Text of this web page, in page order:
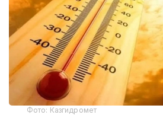
Фото: Казгидромет